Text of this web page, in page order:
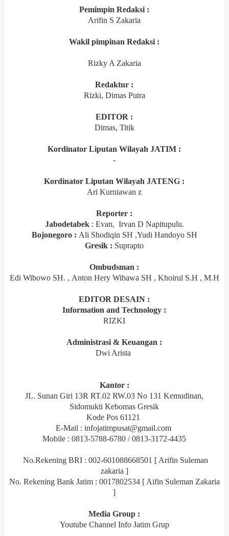
Pemimpin Redaksi :
Arifin S Zakaria
Wakil pimpinan Redaksi :
Rizky A Zakaria
Redaktur :
Rizki, Dimas Putra
EDITOR :
Dimas, Titik
Kordinator Liputan Wilayah JATIM :
-
Kordinator Liputan Wilayah JATENG :
Ari Kurniawan z
Reporter :
Jabodetabek : Evan, Irvan D Napitupulu.
Bojonegoro : Ali Shodiqin SH ,Yudi Handoyo SH
Gresik : Suprapto
Ombudsman :
Edi Wibowo SH. , Anton Hery Wibawa SH , Khoirul S.H , M.H
EDITOR DESAIN :
Information and Technology :
RIZKI
Administrasi & Keuangan :
Dwi Arista
Kantor :
JL. Sunan Giri 13R RT.02 RW.03 No 131 Kemudinan,
Sidomukti Kebomas Gresik
Kode Pos 61121
E-Mail : infojatimpusat@gmail.com
Mobile : 0813-5788-6780 / 0813-3172-4435
No.Rekening BRI : 002-601088668501 [ Arifin Suleman
zakaria ]
No. Rekening Bank Jatim : 0017802534 [ Aifin Suleman Zakaria
]
Media Group :
Youtube Channel Info Jatim Grup